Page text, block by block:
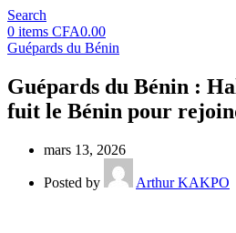
Search
0 items CFA0.00
Guépards du Bénin
Guépards du Bénin :
fuit le Bénin pour
mars 13, 2026
Posted by Arthur KAKPO